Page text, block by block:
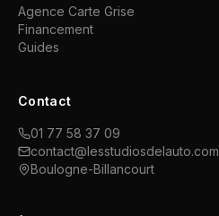
Agence Carte Grise
Financement
Guides
Contact
01 77 58 37 09
contact@lesstudiosdelauto.com
Boulogne-Billancourt